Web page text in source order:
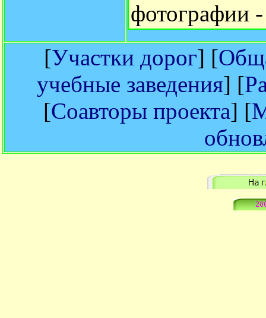
фотографии
[Участки дорог] [
учебные заведения] [
[Соавторы проекта] [